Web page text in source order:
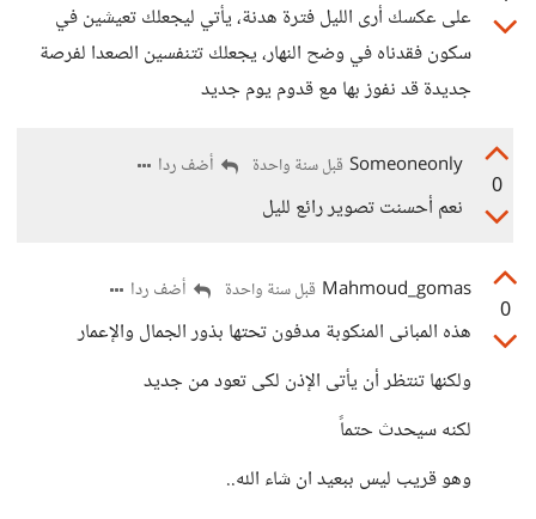
على عكسك أرى الليل فترة هدنة، يأتي ليجعلك تعيشين في
سكون فقدناه في وضح النهار، يجعلك تتنفسين الصعدا لفرصة
جديدة قد نفوز بها مع قدوم يوم جديد
0
Someoneonly قبل سنة واحدة أضف ردا
نعم أحسنت تصوير رائع لليل
0
Mahmoud_gomas قبل سنة واحدة أضف ردا
هذه المبانى المنكوبة مدفون تحتها بذور الجمال والإعمار
ولكنها تنتظر أن يأتى الإذن لكى تعود من جديد
لكنه سيحدث حتماً
وهو قريب ليس ببعيد ان شاء الله..